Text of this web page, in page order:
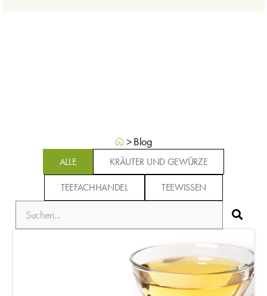
>Blog
KRÄUTER UND GEWÜRZE
TEEFACHHANDEL TEEWISSEN
ALLE